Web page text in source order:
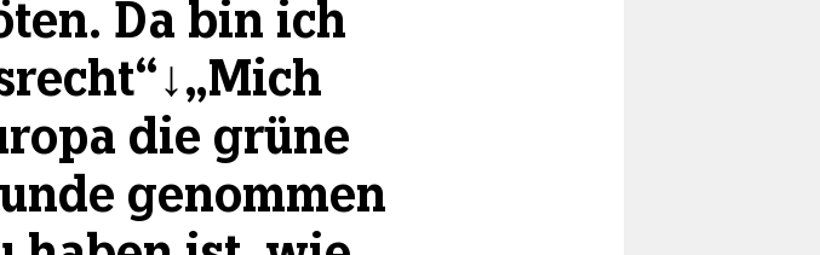
Da bin ich
die grüne
genommen